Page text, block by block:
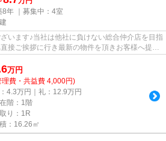
年 ｜募集中： 4室
います♪当社は他社に負けない総合仲介店を目指
接ご挨拶に行き最新の物件を頂きお客様へ提供
万円
理費・共益費 4,000円)
4.3万円｜礼：12.9万円
階：1階
り：1R
：16.26㎡